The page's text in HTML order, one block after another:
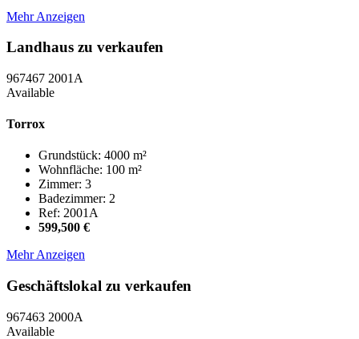
Mehr Anzeigen
Landhaus zu verkaufen
967467 2001A
Available
Torrox
Grundstück: 4000 m²
Wohnfläche: 100 m²
Zimmer: 3
Badezimmer: 2
Ref: 2001A
599,500 €
Mehr Anzeigen
Geschäftslokal zu verkaufen
967463 2000A
Available